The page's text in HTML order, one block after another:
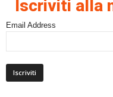
Iscriviti alla
Email Address